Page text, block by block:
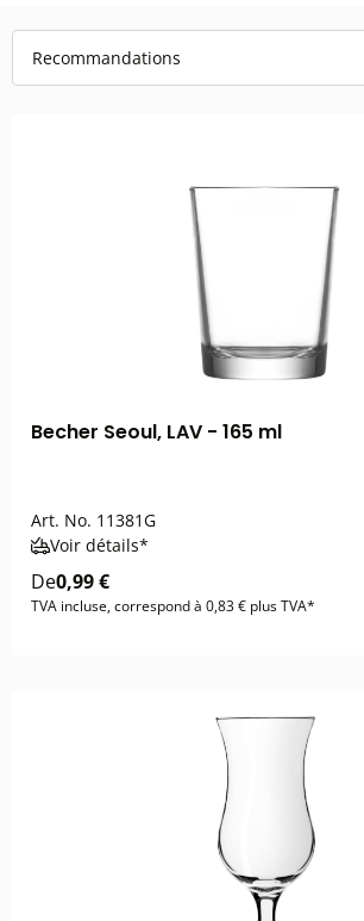
Becher Seoul, LAV - 165 ml
Art. No. 11381G
Voir détails*
De0,99 €
TVA incluse, correspond à 0,83 € plus TVA*